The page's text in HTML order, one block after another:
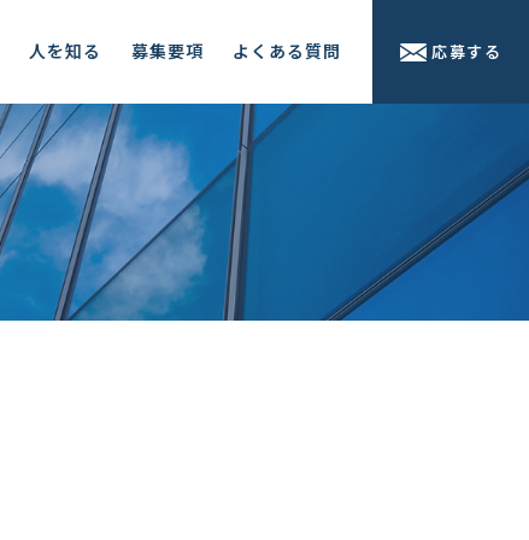
人を知る 募集要項 よくある質問 応募する